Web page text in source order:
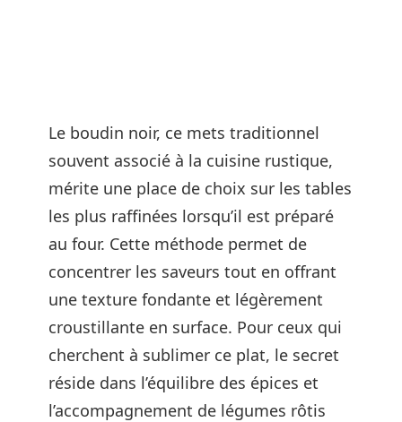
Le boudin noir, ce mets traditionnel
souvent associé à la cuisine rustique,
mérite une place de choix sur les tables
les plus raffinées lorsqu’il est préparé
au four. Cette méthode permet de
concentrer les saveurs tout en offrant
une texture fondante et légèrement
croustillante en surface. Pour ceux qui
cherchent à sublimer ce plat, le secret
réside dans l’équilibre des épices et
l’accompagnement de légumes rôtis